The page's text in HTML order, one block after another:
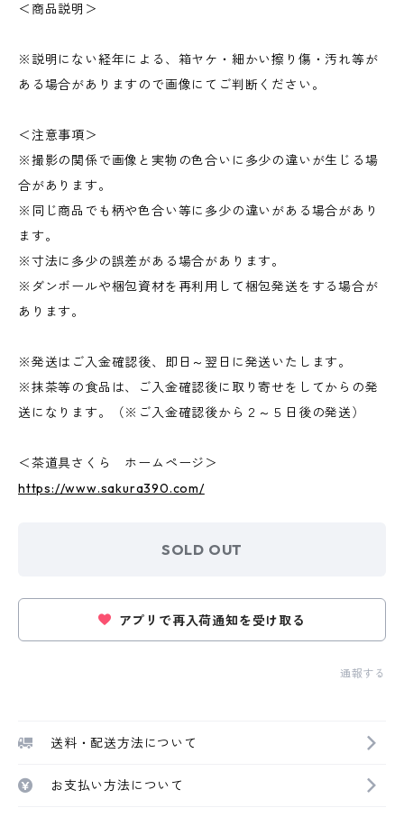
＜商品説明＞
※説明にない経年による、箱ヤケ・細かい擦り傷・汚れ等が
ある場合がありますので画像にてご判断ください。
＜注意事項＞
※撮影の関係で画像と実物の色合いに多少の違いが生じる場
合があります。
※同じ商品でも柄や色合い等に多少の違いがある場合があり
ます。
※寸法に多少の誤差がある場合があります。
※ダンボールや梱包資材を再利用して梱包発送をする場合が
あります。
※発送はご入金確認後、即日～翌日に発送いたします。
※抹茶等の食品は、ご入金確認後に取り寄せをしてからの発
送になります。（※ご入金確認後から２～５日後の発送）
＜茶道具さくら ホームページ＞
https://www.sakura390.com/
SOLD OUT
アプリで再入荷通知を受け取る
通報する
送料・配送方法について
お支払い方法について